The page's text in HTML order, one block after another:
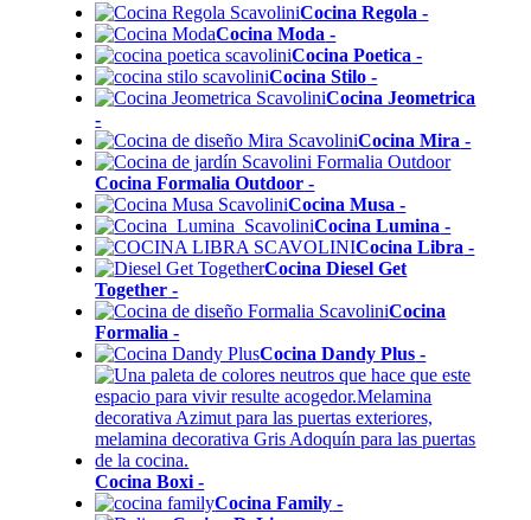
Cocina Regola -
Cocina Moda -
Cocina Poetica -
Cocina Stilo -
Cocina Jeometrica
-
Cocina Mira -
Cocina Formalia Outdoor -
Cocina Musa -
Cocina Lumina -
Cocina Libra -
Cocina Diesel Get
Together -
Cocina
Formalia -
Cocina Dandy Plus -
Cocina Boxi -
Cocina Family -